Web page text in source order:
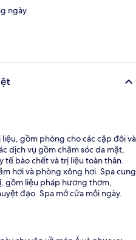
ngày
gồm phòng cho các cặp đôi và
dịch vụ gồm chăm sóc da mặt,
tế bào chết và trị liệu toàn thân.
hơi và phòng xông hơi. Spa cung
gồm liệu pháp hương thơm,
đạo. Spa mở cửa mỗi ngày.